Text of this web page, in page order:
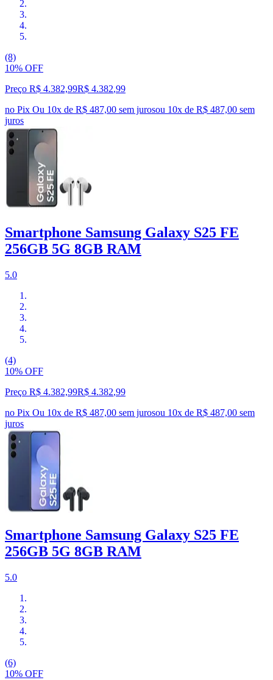
(8)
10% OFF
Preço R$ 4.382,99R$ 4.382,99
no Pix Ou 10x de R$ 487,00 sem jurosou 10x de R$ 487,00 sem
juros
Smartphone Samsung Galaxy S25 FE
256GB 5G 8GB RAM
5.0
(4)
10% OFF
Preço R$ 4.382,99R$ 4.382,99
no Pix Ou 10x de R$ 487,00 sem jurosou 10x de R$ 487,00 sem
juros
Smartphone Samsung Galaxy S25 FE
256GB 5G 8GB RAM
5.0
(6)
10% OFF